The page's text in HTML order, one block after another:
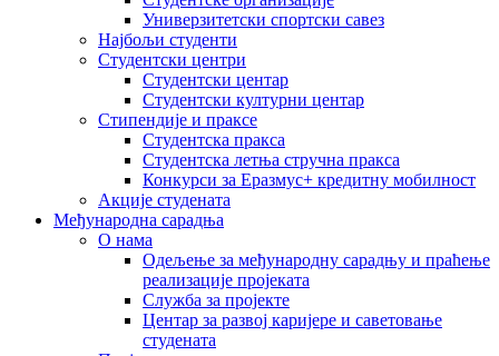
Универзитетски спортски савез
Најбољи студенти
Студентски центри
Студентски центар
Студентски културни центар
Стипендије и праксе
Студентска пракса
Студентска летња стручна пракса
Конкурси за Еразмус+ кредитну мобилност
Акције студената
Међународна сарадња
О нама
Одељење за међународну сарадњу и праћење
реализације пројеката
Служба за пројекте
Центар за развој каријере и саветовање
студената